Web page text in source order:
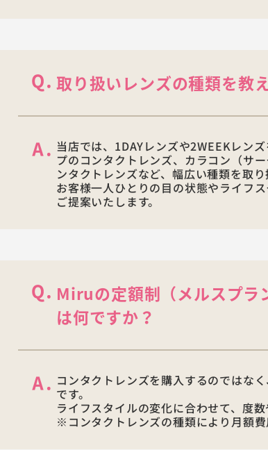
取り扱いレンズの種類を教
当店では、1DAYレンズや2WEEKレン
プのコンタクトレンズ、カラコン（サ
ンタクトレンズなど、幅広い種類を取り
お客様一人ひとりの目の状態やライフ
ご提案いたします。
Miruの定額制（メルスプラ
は何ですか？
コンタクトレンズを購入するのではな
です。
ライフスタイルの変化に合わせて、度
※コンタクトレンズの種類により月額費